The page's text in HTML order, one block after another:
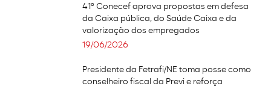
41º Conecef aprova propostas em defesa
da Caixa pública, do Saúde Caixa e da
valorização dos empregados
19/06/2026
Presidente da Fetrafi/NE toma posse como
conselheiro fiscal da Previ e reforça